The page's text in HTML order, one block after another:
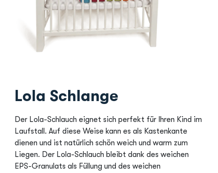
Lola Schlange
Der Lola-Schlauch eignet sich perfekt für Ihren Kind im
Laufstall. Auf diese Weise kann es als Kastenkante
dienen und ist natürlich schön weich und warm zum
Liegen. Der Lola-Schlauch bleibt dank des weichen
EPS-Granulats als Füllung und des weichen